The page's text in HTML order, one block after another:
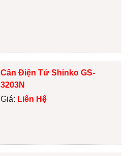
Cân Điện Tử Shinko GS-
3203N
Giá: Liên Hệ